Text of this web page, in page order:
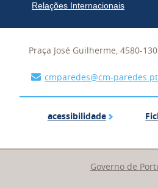
Relações Internacionais
Praça José Guilherme, 4580-
cmparedes@cm-paredes.pt
acessibilidade
acessibilidade
Governo de